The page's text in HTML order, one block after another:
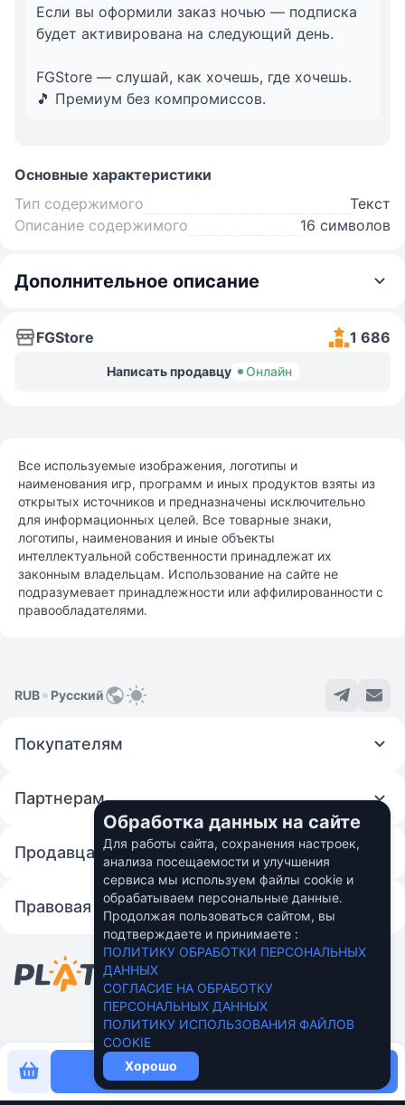
Купить сейчас за
Если вы оформили заказ ночью — подписка
будет активирована на следующий день.
FGStore — слушай, как хочешь, где хочешь.
🎵 Премиум без компромиссов.
Основные характеристики
Тип содержимого
Текст
Описание содержимого
16 символов
Дополнительное описание
FGStore 1 686
Написать продавцу Онлайн
Все используемые изображения, логотипы и
наименования игр, программ и иных продуктов взяты из
открытых источников и предназначены исключительно
для информационных целей. Все товарные знаки,
логотипы, наименования и иные объекты
интеллектуальной собственности принадлежат их
законным владельцам. Использование на сайте не
подразумевает принадлежности или аффилированности с
правообладателями.
RUB Русский
Покупателям
Партнерам
Продавцам
Правовая информация
© 2026 Fincom Teh Ltd.
Персональные данные пользователей в
России обрабатывает ООО "Вебмани.ру"
Обработка данных на сайте
Для работы сайта, сохранения настроек,
анализа посещаемости и улучшения
сервиса мы используем файлы cookie и
обрабатываем персональные данные.
Продолжая пользоваться сайтом, вы
подтверждаете и принимаете :
ПОЛИТИКУ ОБРАБОТКИ ПЕРСОНАЛЬНЫХ
ДАННЫХ
СОГЛАСИЕ НА ОБРАБОТКУ
ПЕРСОНАЛЬНЫХ ДАННЫХ
ПОЛИТИКУ ИСПОЛЬЗОВАНИЯ ФАЙЛОВ
COOKIE
Хорошо